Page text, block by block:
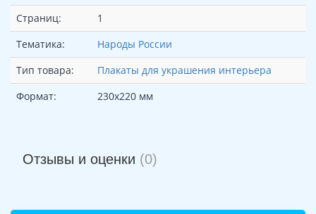
Страниц:
1
Тематика:
Народы России
Тип товара:
Плакаты для украшения интерьера
Формат:
230х220 мм
Отзывы и оценки (0)